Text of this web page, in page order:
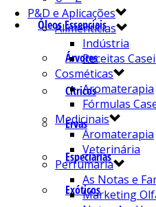
Óleos Essenciais
Árvores
Cítricos
Ervas
Especiarias
Exóticos
P&D e Aplicações
Alimentícias
Indústria
Receitas
Cosméticas
Aromaterapia
Fórmulas
Medicinais
Aromaterapia
Veterinária
Perfumaria
As Notas e
Marketing